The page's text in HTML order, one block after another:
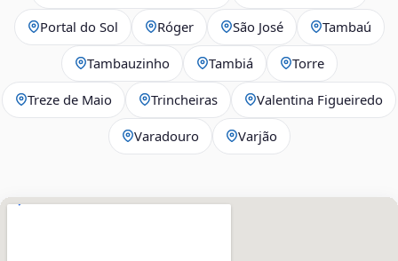
Portal do Sol Róger São José Tambaú
Tambauzinho Tambiá Torre
Treze de Maio Trincheiras Valentina Figueiredo
Varadouro Varjão